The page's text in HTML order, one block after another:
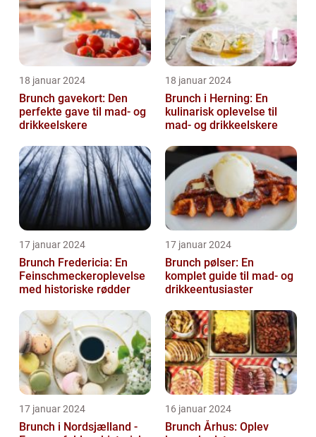
18 januar 2024
Brunch gavekort: Den
perfekte gave til mad- og
drikkeelskere
18 januar 2024
Brunch i Herning: En
kulinarisk oplevelse til
mad- og drikkeelskere
17 januar 2024
Brunch Fredericia: En
Feinschmeckeroplevelse
med historiske rødder
17 januar 2024
Brunch pølser: En
komplet guide til mad- og
drikkeentusiaster
17 januar 2024
Brunch i Nordsjælland -
16 januar 2024
Brunch Århus: Oplev